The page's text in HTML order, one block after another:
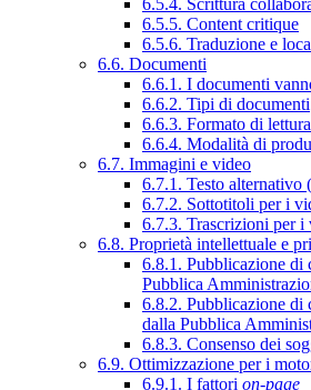
6.5.5. Content critique
6.5.6. Traduzione e
6.6. Documenti
6.6.1. I documenti
6.6.2. Tipi di documenti
6.6.3. Formato di
6.6.4. Modalità di
6.7. Immagini e video
6.7.1. Testo alternativo
6.7.2. Sottotitoli per i
6.7.3. Trascrizioni per i
6.8. Proprietà intellettuale e
6.8.1. Pubblicazione di
Pubblica
6.8.2. Pubblicazione di
dalla Pubblica
6.8.3. Consenso dei
6.9. Ottimizzazione per i
6.9.1. I fattori on-page